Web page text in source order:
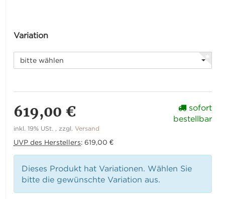
Variation
bitte wählen
619,00 €
inkl. 19% USt. , zzgl.Versand
UVP des Herstellers:619,00 €
sofort
bestellbar
Dieses Produkt hat Variationen. Wählen Sie
bitte die gewünschte Variation aus.